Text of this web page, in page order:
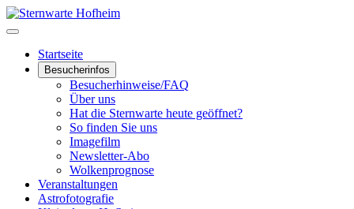
Startseite
Besucherinfos
Besucherhinweise/FAQ
Über uns
Hat die Sternwarte heute geöffnet?
So finden Sie uns
Imagefilm
Newsletter-Abo
Wolkenprognose
Veranstaltungen
Astrofotografie